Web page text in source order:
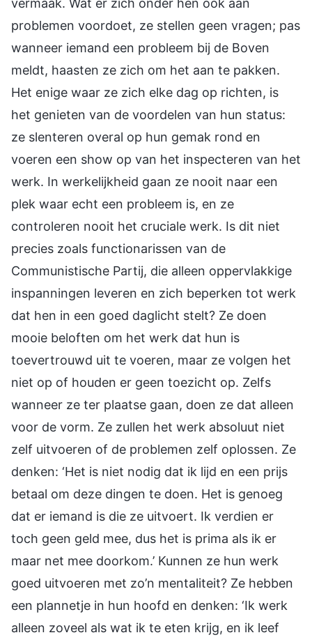
problemen voordoet, ze stellen geen vragen; pas
wanneer iemand een probleem bij de Boven
meldt, haasten ze zich om het aan te pakken.
Het enige waar ze zich elke dag op richten, is
het genieten van de voordelen van hun status:
ze slenteren overal op hun gemak rond en
voeren een show op van het inspecteren van het
werk. In werkelijkheid gaan ze nooit naar een
plek waar echt een probleem is, en ze
controleren nooit het cruciale werk. Is dit niet
precies zoals functionarissen van de
Communistische Partij, die alleen oppervlakkige
inspanningen leveren en zich beperken tot werk
dat hen in een goed daglicht stelt? Ze doen
mooie beloften om het werk dat hun is
toevertrouwd uit te voeren, maar ze volgen het
niet op of houden er geen toezicht op. Zelfs
wanneer ze ter plaatse gaan, doen ze dat alleen
voor de vorm. Ze zullen het werk absoluut niet
zelf uitvoeren of de problemen zelf oplossen. Ze
denken: ‘Het is niet nodig dat ik lijd en een prijs
betaal om deze dingen te doen. Het is genoeg
dat er iemand is die ze uitvoert. Ik verdien er
toch geen geld mee, dus het is prima als ik er
maar net mee doorkom.’ Kunnen ze hun werk
goed uitvoeren met zo’n mentaliteit? Ze hebben
een plannetje in hun hoofd en denken: ‘Ik werk
alleen zoveel als wat ik te eten krijg, en ik leef